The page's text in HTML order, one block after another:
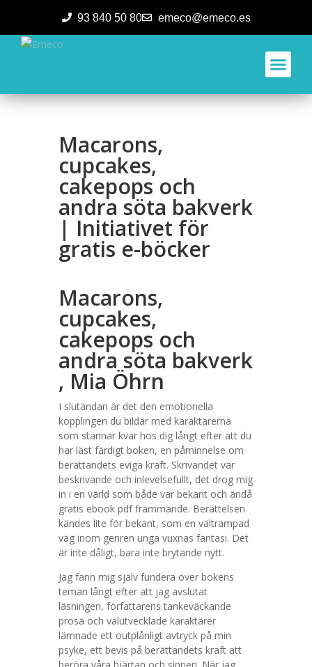
93 840 50 80 emeco@emeco.es
Macarons,
cupcakes,
cakepops och
andra söta bakverk
| Initiativet för
gratis e-böcker
Macarons,
cupcakes,
cakepops och
andra söta bakverk
, Mia Öhrn
I slutändan är det den emotionella
kopplingen du bildar med karaktärerna
som stannar kvar hos dig långt efter att du
har läst färdigt boken, en påminnelse om
berättandets eviga kraft. Skrivandet var
beskrivande och inlevelsefullt, det drog mig
in i en värld som både var bekant och ändå
gratis ebook pdf främmande. Berättelsen
kändes lite för bekant, som en vältrampad
väg inom genren unga vuxnas fantasi. Det
är inte dåligt, bara inte brytande nytt.
Jag fann mig själv fundera över bokens
teman långt efter att jag avslutat
läsningen, författarens tankeväckande
prosa och välutvecklade karaktärer
lämnade ett outplånligt avtryck på min
psyke, ett bevis på berättandets kraft att